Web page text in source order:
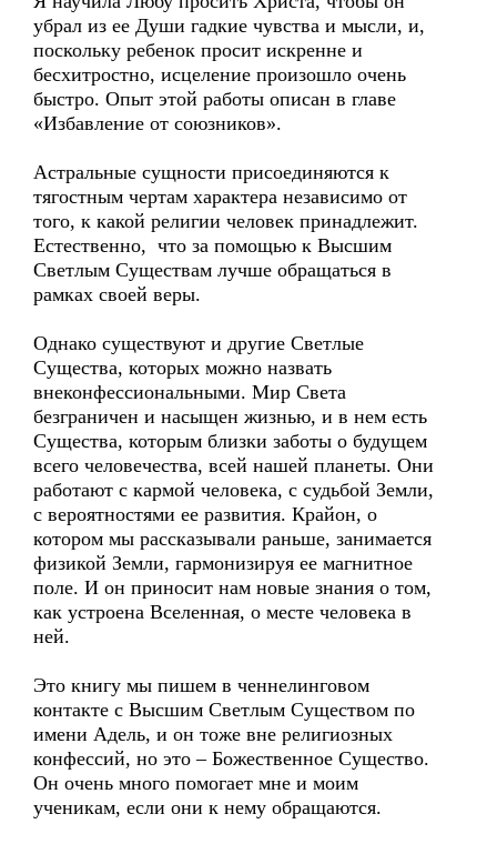
убрал из ее Души гадкие чувства и мысли, и,
поскольку ребенок просит искренне и
бесхитростно, исцеление произошло очень
быстро. Опыт этой работы описан в главе
«Избавление от союзников».
Астральные сущности присоединяются к
тягостным чертам характера независимо от
того, к какой религии человек принадлежит.
Естественно, что за помощью к Высшим
Светлым Существам лучше обращаться в
рамках своей веры.
Однако существуют и другие Светлые
Существа, которых можно назвать
внеконфессиональными. Мир Света
безграничен и насыщен жизнью, и в нем есть
Существа, которым близки заботы о будущем
всего человечества, всей нашей планеты. Они
работают с кармой человека, с судьбой Земли,
с вероятностями ее развития. Крайон, о
котором мы рассказывали раньше, занимается
физикой Земли, гармонизируя ее магнитное
поле. И он приносит нам новые знания о том,
как устроена Вселенная, о месте человека в
ней.
Это книгу мы пишем в ченнелинговом
контакте с Высшим Светлым Существом по
имени Адель, и он тоже вне религиозных
конфессий, но это – Божественное Существо.
Он очень много помогает мне и моим
ученикам, если они к нему обращаются.